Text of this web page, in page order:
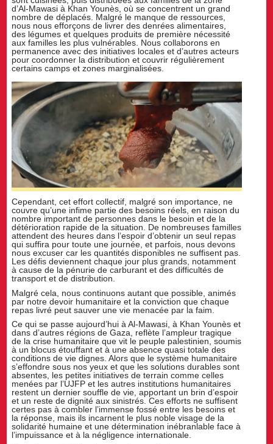
d’Al-Mawasi à Khan Younès, où se concentrent un grand
nombre de déplacés. Malgré le manque de ressources,
nous nous efforçons de livrer des denrées alimentaires,
des légumes et quelques produits de première nécessité
aux familles les plus vulnérables. Nous collaborons en
permanence avec des initiatives locales et d’autres acteurs
pour coordonner la distribution et couvrir régulièrement
certains camps et zones marginalisées.
Cependant, cet effort collectif, malgré son importance, ne
couvre qu’une infime partie des besoins réels, en raison du
nombre important de personnes dans le besoin et de la
détérioration rapide de la situation. De nombreuses familles
attendent des heures dans l’espoir d’obtenir un seul repas
qui suffira pour toute une journée, et parfois, nous devons
nous excuser car les quantités disponibles ne suffisent pas.
Les défis deviennent chaque jour plus grands, notamment
à cause de la pénurie de carburant et des difficultés de
transport et de distribution.
Malgré cela, nous continuons autant que possible, animés
par notre devoir humanitaire et la conviction que chaque
repas livré peut sauver une vie menacée par la faim.
Ce qui se passe aujourd’hui à Al-Mawasi, à Khan Younès et
dans d’autres régions de Gaza, reflète l’ampleur tragique
de la crise humanitaire que vit le peuple palestinien, soumis
à un blocus étouffant et à une absence quasi totale des
conditions de vie dignes. Alors que le système humanitaire
s’effondre sous nos yeux et que les solutions durables sont
absentes, les petites initiatives de terrain comme celles
menées par l’UJFP et les autres institutions humanitaires
restent un dernier souffle de vie, apportant un brin d’espoir
et un reste de dignité aux sinistrés. Ces efforts ne suffisent
certes pas à combler l’immense fossé entre les besoins et
la réponse, mais ils incarnent le plus noble visage de la
solidarité humaine et une détermination inébranlable face à
l’impuissance et à la négligence internationale.